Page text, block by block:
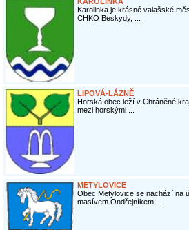
Karolinka je krásné valašské
CHKO Beskydy, ...
LIPOVÁ-LÁZNĚ
Horská obec leží v Chráněné
mezi horskými ...
METYLOVICE
Obec Metylovice se nachází na
masívem Ondřejníkem. ...